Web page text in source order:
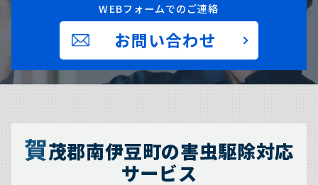
WEBフォームでのご連絡
お問い合わせ
賀茂郡南伊豆町の害虫駆除対応
サービス